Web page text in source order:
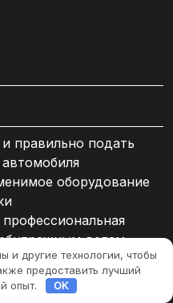
правильно подать
оборудование
делам
как работает и
под ключ: как
и другие технологии, чтобы
предоставить лучший
опыт.
OK